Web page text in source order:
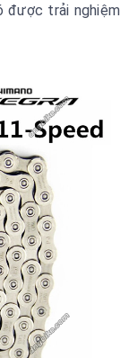
được trải nghiệm